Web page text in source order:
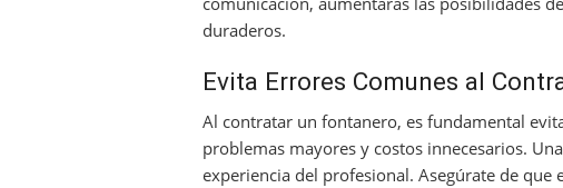
duraderos.
Evita Errores Comunes al
Al contratar un fontanero, es fundamental
problemas mayores y costos innecesarios.
experiencia del profesional. Asegúrate de que